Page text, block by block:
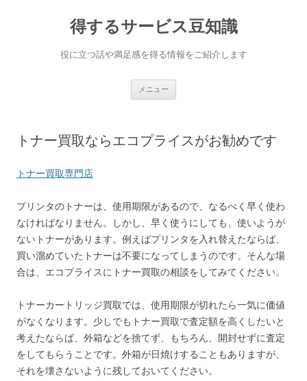
得するサービス豆知識
役に立つ話や満足感を得る情報をご紹介します
メニュー
トナー買取ならエコプライスがお勧めです
トナー買取専門店
プリンタのトナーは、使用期限があるので、なるべく早く使わ
なければなりません。しかし、早く使うにしても、使いようが
ないトナーがあります。例えばプリンタを入れ替えたならば、
買い溜めていたトナーは不要になってしまうのです。そんな場
合は、エコプライスにトナー買取の相談をしてみてください。
トナーカートリッジ買取では、使用期限が切れたら一気に価値
がなくなります。少しでもトナー買取で査定額を高くしたいと
考えたならば、外箱などを捨てず、もちろん、開封せずに査定
をしてもらうことです。外箱が日焼けすることもありますが、
それを壊さないように残しておいてください。